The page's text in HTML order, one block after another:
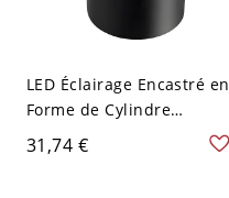
LED Éclairage Encastré en
Forme de Cylindre
Plafonnier Métallique
Style Moderne - Noir 110
31,74 €